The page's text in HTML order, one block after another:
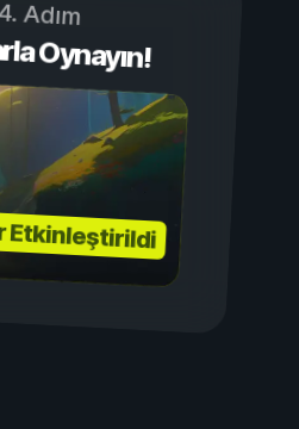
Adım
Oynayın!
Etkinleştirildi